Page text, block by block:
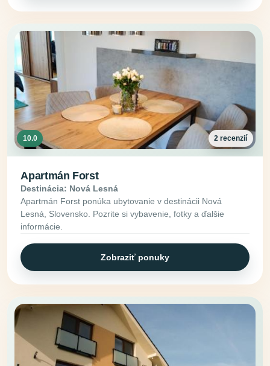
10.0 2 recenzií
Apartmán Forst
Destinácia: Nová Lesná
Apartmán Forst ponúka ubytovanie v destinácii Nová
Lesná, Slovensko. Pozrite si vybavenie, fotky a ďalšie
informácie.
Zobraziť ponuky